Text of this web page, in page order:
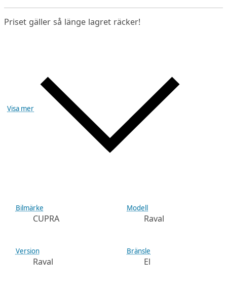
Priset gäller så länge lagret räcker!
Visa mer
Bilmärke
CUPRA
Modell
Raval
Version
Raval
Bränsle
El